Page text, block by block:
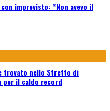
imprevisto: “Non avevo il
trovato nello Stretto di
per il caldo record